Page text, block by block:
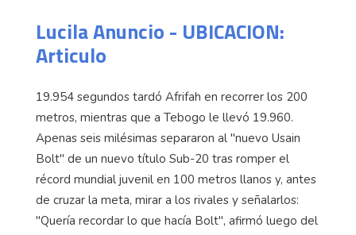
Lucila Anuncio - UBICACION:
Articulo
19.954 segundos tardó Afrifah en recorrer los 200
metros, mientras que a Tebogo le llevó 19.960.
Apenas seis milésimas separaron al "nuevo Usain
Bolt" de un nuevo título Sub-20 tras romper el
récord mundial juvenil en 100 metros llanos y, antes
de cruzar la meta, mirar a los rivales y señalarlos:
"Quería recordar lo que hacía Bolt", afirmó luego del